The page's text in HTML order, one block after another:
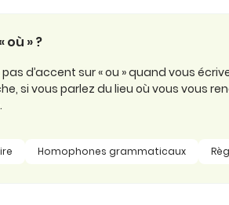
où » ?
d’accent sur « ou » quand vous
si vous parlez du lieu où vous vous
Homophones grammaticaux